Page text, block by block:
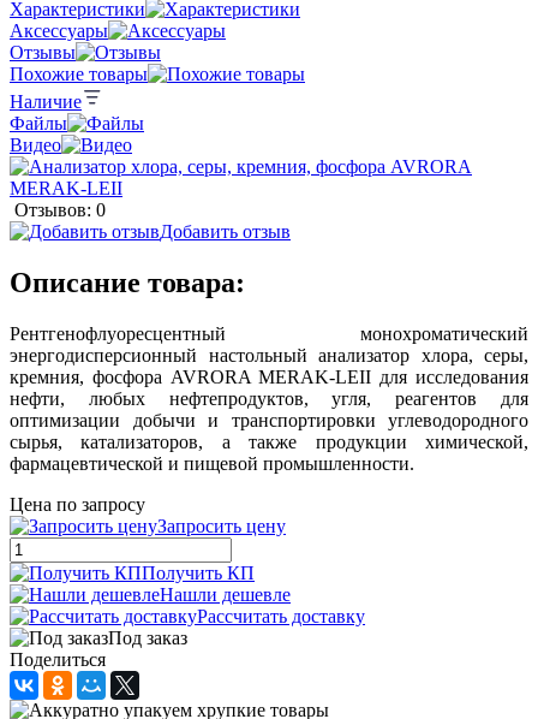
Характеристики
Аксессуары
Отзывы
Похожие товары
Наличие
Файлы
Видео
Отзывов: 0
Добавить отзыв
Описание товара:
Рентгенофлуоресцентный монохроматический
энергодисперсионный настольный анализатор хлора, серы,
кремния, фосфора AVRORA MERAK-LEII для исследования
нефти, любых нефтепродуктов, угля, реагентов для
оптимизации добычи и транспортировки углеводородного
сырья, катализаторов, а также продукции химической,
фармацевтической и пищевой промышленности.
Цена по запросу
Запросить цену
Получить КП
Нашли дешевле
Рассчитать доставку
Под заказ
Поделиться